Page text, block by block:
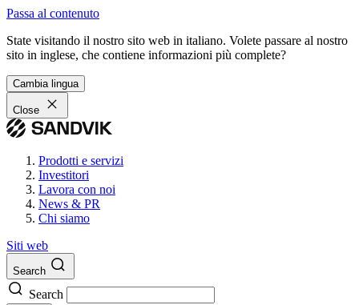
Passa al contenuto
State visitando il nostro sito web in italiano. Volete passare al nostro
sito in inglese, che contiene informazioni più complete?
Cambia lingua
Close
Prodotti e servizi
Investitori
Lavora con noi
News & PR
Chi siamo
Siti web
Search
Search